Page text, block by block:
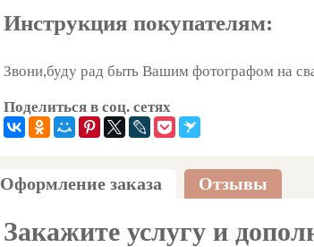
Инструкция покупателям:
Звони,буду рад быть Вашим фотографом на
Поделиться в соц. сетях
Оформление заказа Отзывы
Закажите услугу и